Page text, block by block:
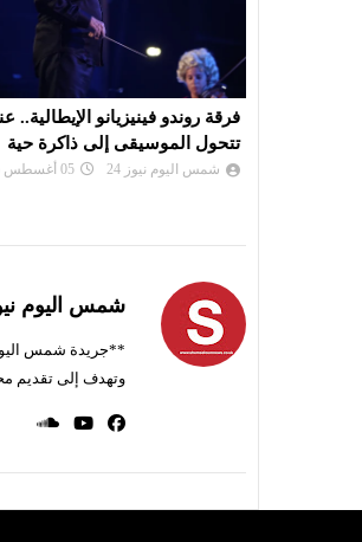
الممثلة التونسية آية باللآغة
على جائزة أفضل ممثلة ضمن
مه...
شمس اليوم نيوز
**جريدة شمس اليوم
وتهدف إلى تقديم